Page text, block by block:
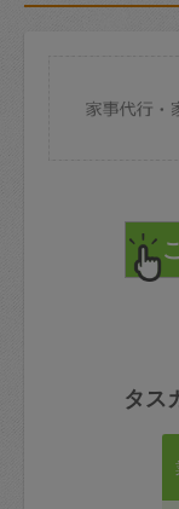
タス